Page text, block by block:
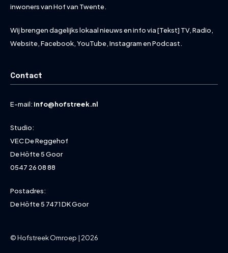
inwoners van Hof van Twente.
Wij brengen dagelijks lokaal nieuws en info via [Tekst] TV, Radio,
Website, Facebook, YouTube, Instagram en Podcast.
Contact
E-mail: info@hofstreek.nl
Studio:
VEC De Reggehof
De Höfte 5 Goor
0547 26 08 88
Postadres:
De Höfte 5 7471 DK Goor
© Hofstreek Omroep | 2026